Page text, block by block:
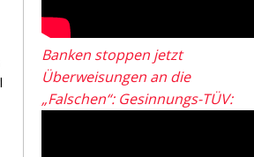
Banken stoppen jetzt
Überweisungen an die
„Falschen“: Gesinnungs-TÜV: